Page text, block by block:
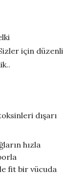
için düzenli
dışarı
hızla
fit bir vücuda